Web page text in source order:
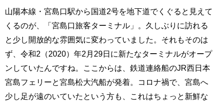
山陽本線・宮島口駅から国道2号を地下道でくぐると見えて
くるのが、「宮島口旅客ターミナル」。久しぶりに訪れる
と少し開放的な雰囲気に変わっていました。それもそのは
ず、令和2（2020）年2月29日に新たなターミナルがオープ
ンしていたんですね。ここからは、鉄道連絡船のJR西日本
宮島フェリーと宮島松大汽船が発着。コロナ禍で、宮島へ
少し足が遠のいていたという方も、これはちょっと新鮮な